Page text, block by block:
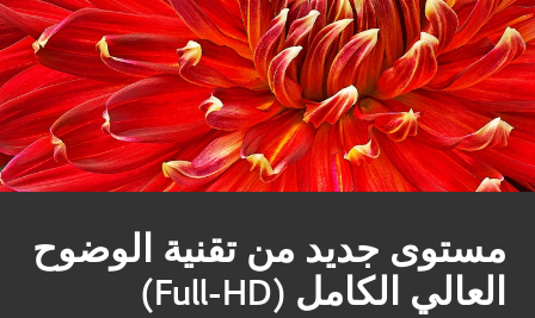
مستوى جديد من تقنية الوضوح
العالي الكامل (Full-HD)